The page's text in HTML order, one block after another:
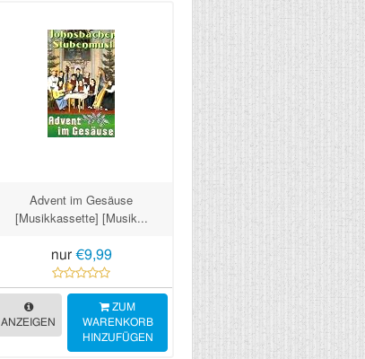
Advent im Gesäuse
[Musikkassette] [Musik...
nur €9,99
ANZEIGEN
ZUM
WARENKORB
HINZUFÜGEN